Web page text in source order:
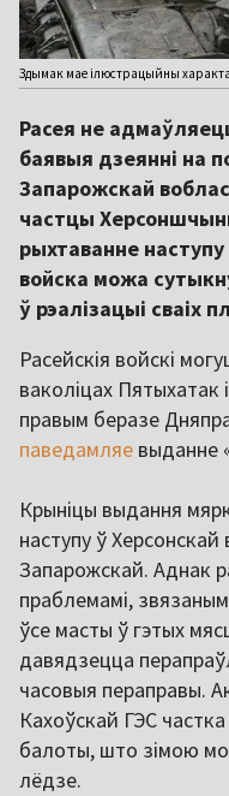
Здымак мае ілюстрацыйны
Расея не
баявыя дзеянні на
Запарожскай
частцы
рыхтаванне
войска можа
ў рэалізацыі сваіх
Расейскія войскі
ваколіцах Пятыхатак
правым беразе
паведамляе выданне
Крыніцы выдання
наступу ў
Запарожскай. Аднак
праблемамі,
ўсе масты ў гэтых
давядзецца
часовыя пераправы.
Кахоўскай ГЭС
балоты, што зімою
лёдзе.